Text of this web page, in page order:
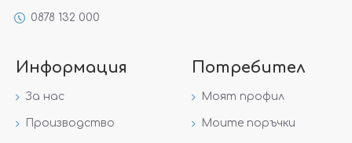
0878 132 000
Информация
За нас
Производство
Потребител
Моят профил
Моите поръчки